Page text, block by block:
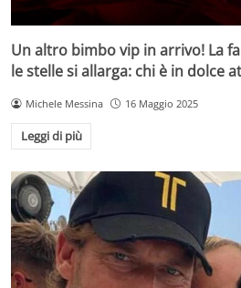
Un altro bimbo vip in arrivo! La
le stelle si allarga: chi è in dolce
Michele Messina 16 Maggio 2025
Leggi di più